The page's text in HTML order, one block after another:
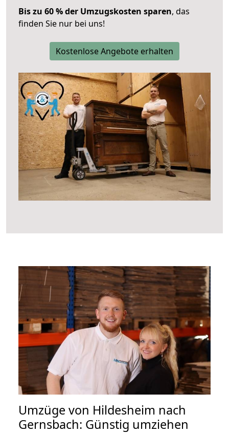
Bis zu 60 % der Umzugskosten sparen, das
finden Sie nur bei uns!
Kostenlose Angebote erhalten
Umzüge von Hildesheim nach
Gernsbach: Günstig umziehen